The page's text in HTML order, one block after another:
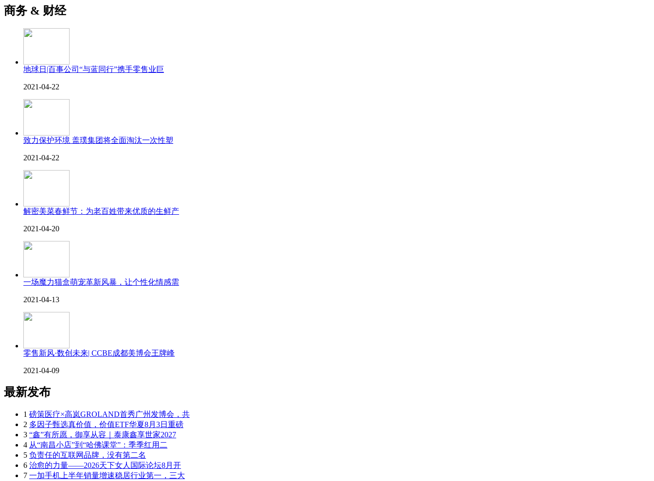
商务 & 财经
地球日|百事公司“与蓝同行”携手零售业巨
2021-04-22
致力保护环境 盖璞集团将全面淘汰一次性塑
2021-04-22
解密美菜春鲜节：为老百姓带来优质的生鲜产
2021-04-20
一场魔力猫盒萌宠革新风暴，让个性化情感需
2021-04-13
零售新风·数创未来| CCBE成都美博会王牌峰
2021-04-09
最新发布
1 磅策医疗×高岚GROLAND首秀广州发博会，共
2 多因子甄选真价值，价值ETF华夏8月3日重磅
3 “鑫”有所愿，御享从容｜泰康鑫享世家2027
4 从“南昌小店”到“哈佛课堂”：季季红用二
5 负责任的互联网品牌，没有第二名
6 治愈的力量——2026天下女人国际论坛8月开
7 一加手机上半年销量增速稳居行业第一，三大